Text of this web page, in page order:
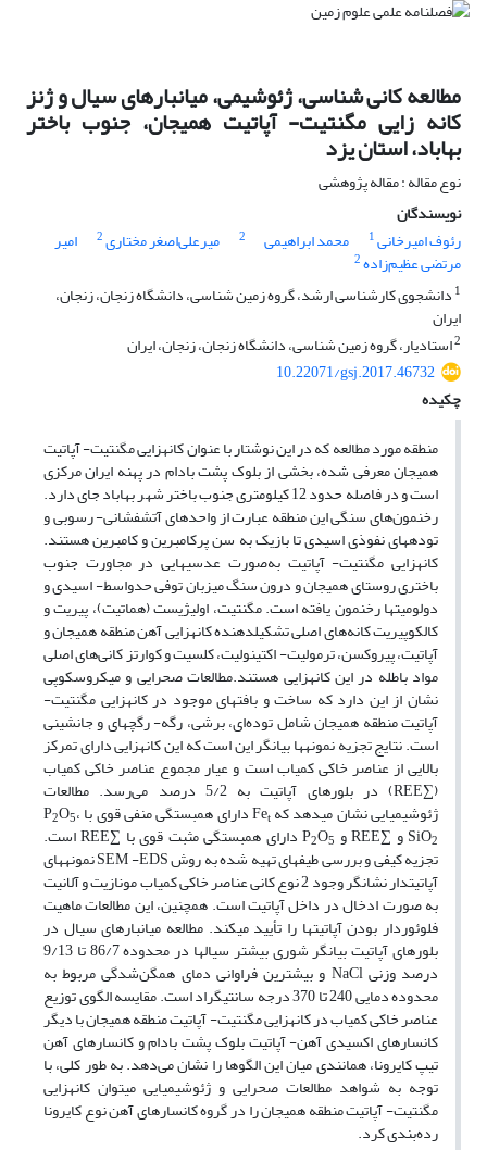
مطالعه کانی شناسی، ژئوشیمی، میانبارهای سیال و ژنز
کانه زایی مگنتیت- آپاتیت همیجان، جنوب ‌باختر
بهاباد، استان یزد
نوع مقاله : مقاله پژوهشی
نویسندگان
رئوف امیرخانی1 محمد ابراهیمی 2 میرعلی‌اصغر مختاری2 امیر
مرتضی عظیم‌زاده2
1 دانشجوی کارشناسی ارشد، گروه زمین شناسی، دانشگاه زنجان، زنجان،
ایران
2استادیار، گروه زمین شناسی، دانشگاه زنجان، زنجان، ایران
10.22071/gsj.2017.46732
چکیده
منطقه مورد مطالعه که در این نوشتار با عنوان کانه­زایی مگنتیت- آپاتیت
همیجان معرفی شده، بخشی از بلوک پشت بادام در پهنه ایران مرکزی
است و در فاصله حدود 12 کیلومتری جنوب ‌باختر شهر بهاباد جای دارد.
رخنمون‌های سنگی این منطقه عبارت از واحدهای آتشفشانی- رسوبی و
توده­های نفوذی اسیدی تا بازیک به سن پرکامبرین و کامبرین هستند.
کانه­زایی مگنتیت- آپاتیت به‌صورت عدسی­هایی در مجاورت جنوب
‌باختری روستای همیجان و درون سنگ میزبان توفی حدواسط- اسیدی و
دولومیت­ها رخنمون یافته است. مگنتیت، اولیژیست (هماتیت)، پیریت و
کالکوپیریت کانه‌های اصلی تشکیل­دهنده کانه­زایی آهن منطقه همیجان و
آپاتیت، پیروکسن، ترمولیت- اکتینولیت، کلسیت و کوارتز کانی‌های اصلی
مواد باطله در این کانه­زایی­ هستند.مطالعات صحرایی و میکروسکوپی
نشان از این دارد که ساخت و بافت­های موجود در کانه­زایی مگنتیت-
آپاتیت منطقه همیجان شامل توده‌ای، برشی، رگه- رگچه­ای و جانشینی
است. نتایج تجزیه نمونه­ها بیانگر این است که این کانه­زایی دارای تمرکز
بالایی از عناصر خاکی کمیاب است و عیار مجموع عناصر خاکی کمیاب
(∑REE) در بلورهای آپاتیت به 5/2 درصد می‌رسد. مطالعات
ژئوشیمیایی نشان می­دهد که Fet دارای همبستگی منفی قوی با P 2O5،
SiO2 و ∑REE و P 2O5 دارای همبستگی مثبت قوی با ∑REE است.
تجزیه کیفی و بررسی طیف­های تهیه­ شده به روش SEM -EDS نمونه­های
آپاتیت­دار نشانگر وجود 2 نوع کانی عناصر خاکی کمیاب مونازیت و آلانیت
به صورت ادخال در داخل آپاتیت است. همچنین، این مطالعات ماهیت
فلوئوردار بودن آپاتیت­ها را تأیید می­کند. مطالعه میانبارهای سیال در
بلورهای آپاتیت بیانگر شوری بیشتر سیال‎ها در محدوده 86/7 تا 9/13
درصد وزنی NaCl و بیشترین فراوانی دمای همگن‌شدگی مربوط به
محدوده دمایی 240 تا 370 درجه سانتی­گراد است. مقایسه الگوی توزیع
عناصر خاکی کمیاب در کانه­زایی مگنتیت- آپاتیت منطقه همیجان با دیگر
کانسارهای اکسیدی آهن- آپاتیت بلوک پشت بادام و کانسارهای آهن
تیپ کایرونا، همانندی میان این الگوها را نشان می‌دهد. به طور کلی، با
توجه به شواهد مطالعات صحرایی و ژئوشیمیایی می­توان کانه­زایی
مگنتیت- آپاتیت منطقه همیجان را در گروه کانسارهای آهن نوع کایرونا
رده‌بندی کرد.